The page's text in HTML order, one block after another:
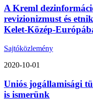
A Kreml
revizionizmust és
Kelet-Közép-
Sajtóközlemény
2020-10-01
Uniós jogállamisági
is ismerünk